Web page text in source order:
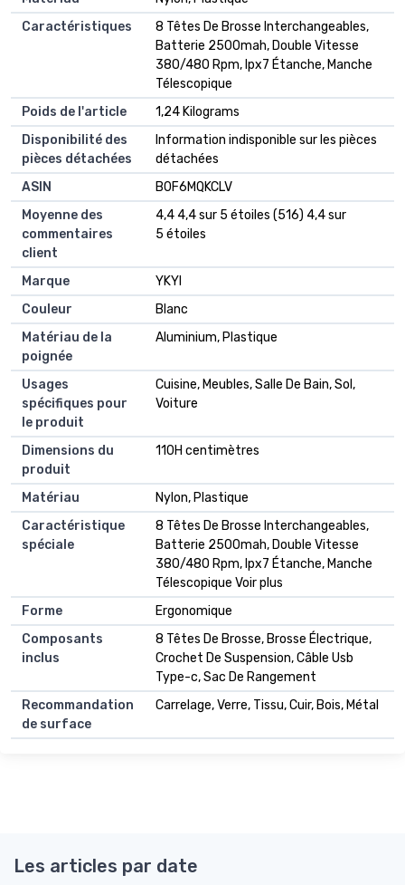
Caractéristiques
‎8 Têtes De Brosse Interchangeables,
Batterie 2500mah, Double Vitesse
380/480 Rpm, Ipx7 Étanche, Manche
Télescopique
Poids de l'article
‎1,24 Kilograms
Disponibilité des
pièces détachées
‎Information indisponible sur les pièces
détachées
ASIN
B0F6MQKCLV
Moyenne des
commentaires
client
4,4 4,4 sur 5 étoiles (516) 4,4 sur
5 étoiles
Marque
YKYI
Couleur
Blanc
Matériau de la
poignée
Aluminium, Plastique
Usages
spécifiques pour
le produit
Cuisine, Meubles, Salle De Bain, Sol,
Voiture
Dimensions du
produit
110H centimètres
Matériau
Nylon, Plastique
Caractéristique
spéciale
8 Têtes De Brosse Interchangeables,
Batterie 2500mah, Double Vitesse
380/480 Rpm, Ipx7 Étanche, Manche
Télescopique Voir plus
Forme
Ergonomique
Composants
inclus
8 Têtes De Brosse, Brosse Électrique,
Crochet De Suspension, Câble Usb
Type-c, Sac De Rangement
Recommandation
de surface
Carrelage, Verre, Tissu, Cuir, Bois, Métal
Les articles par date